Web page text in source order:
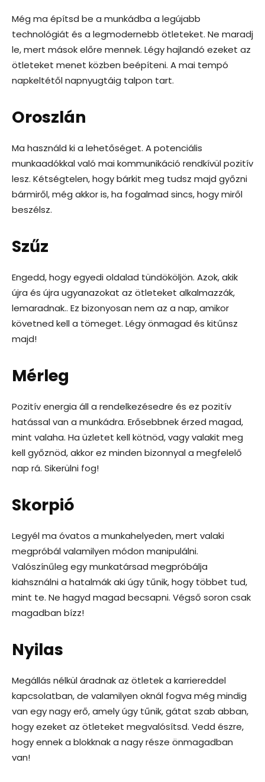
Még ma építsd be a munkádba a legújabb
technológiát és a legmodernebb ötleteket. Ne maradj
le, mert mások előre mennek. Légy hajlandó ezeket az
ötleteket menet közben beépíteni. A mai tempó
napkeltétől napnyugtáig talpon tart.
Oroszlán
Ma használd ki a lehetőséget. A potenciális
munkaadókkal való mai kommunikáció rendkívül pozitív
lesz. Kétségtelen, hogy bárkit meg tudsz majd győzni
bármiről, még akkor is, ha fogalmad sincs, hogy miről
beszélsz.
Szűz
Engedd, hogy egyedi oldalad tündököljön. Azok, akik
újra és újra ugyanazokat az ötleteket alkalmazzák,
lemaradnak.. Ez bizonyosan nem az a nap, amikor
követned kell a tömeget. Légy önmagad és kitűnsz
majd!
Mérleg
Pozitív energia áll a rendelkezésedre és ez pozitív
hatással van a munkádra. Erősebbnek érzed magad,
mint valaha. Ha üzletet kell kötnöd, vagy valakit meg
kell győznöd, akkor ez minden bizonnyal a megfelelő
nap rá. Sikerülni fog!
Skorpió
Legyél ma óvatos a munkahelyeden, mert valaki
megpróbál valamilyen módon manipulálni.
Valószínűleg egy munkatársad megpróbálja
kiahsználni a hatalmák aki úgy tűnik, hogy többet tud,
mint te. Ne hagyd magad becsapni. Végső soron csak
magadban bízz!
Nyilas
Megállás nélkül áradnak az ötletek a karriereddel
kapcsolatban, de valamilyen oknál fogva még mindig
van egy nagy erő, amely úgy tűnik, gátat szab abban,
hogy ezeket az ötleteket megvalósítsd. Vedd észre,
hogy ennek a blokknak a nagy része önmagadban
van!